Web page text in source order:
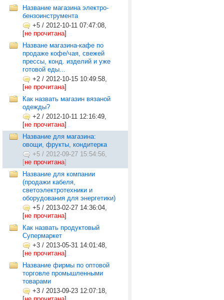
Название магазина электро-
бензоинструмента
+5 / 2012-10-11 07:47:08,
[не прочитана]
Назване магазина-кафе по
продаже кофе/чая, свежей
прессы, конд. изделий и уже
готовой еды...
+2 / 2012-10-15 10:49:58,
[не прочитана]
Как назвать магазин вязаной
одежды?
+2 / 2012-10-11 12:16:49,
[не прочитана]
Название для магазина:
овощи, фрукты, кондитерка
+5 / 2012-09-27 15:54:56,
[не прочитана]
Название для компании
(продажи кабеля,
светоэлектротехники и
оборудования для энергетики)
+5 / 2013-02-27 14:36:04,
[не прочитана]
Как назвать продуктовый
Супермаркет
+3 / 2013-05-31 14:01:48,
[не прочитана]
Название фирмы по оптовой
торговле промышленными
товарами
+3 / 2013-09-23 12:07:18,